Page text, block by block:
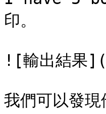
印。
![輸出結果
我們可以發